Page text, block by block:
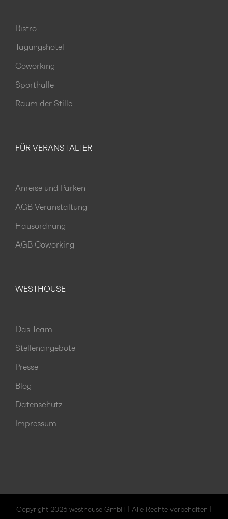
Bistro
Tagungshotel
Coworking
Sporthalle
Raum der Stille
FÜR VERANSTALTER
Anreise und Parken
AGB Veranstaltung
Hausordnung
AGB Coworking
WESTHOUSE
Das Team
Stellenangebote
Presse
Blog
Datenschutz
Impressum
Copyright 2026 westhouse GmbH | Alle Rechte vorbehalten |